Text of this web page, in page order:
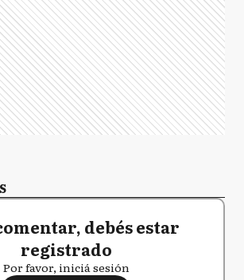
debés estar
registrado
Por favor, iniciá sesión